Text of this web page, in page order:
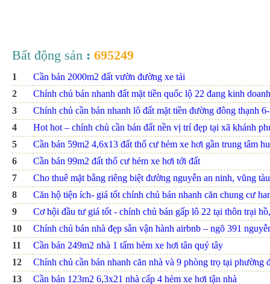
Bất động sản : 695249
1
Cần bán 2000m2 đất vườn đường xe tải
2
Chính chủ bán nhanh đất mặt tiền quốc lộ 22 đang kinh
3
Chính chủ cần bán nhanh lô đất mặt tiền đường đông thạnh
4
Hot hot – chính chủ cần bán đất nền vị trí đẹp tại xã khánh
5
Cần bán 59m2 4,6x13 đất thổ cư hẻm xe hơi gần trung tâm
6
Cần bán 99m2 đất thổ cư hẻm xe hơi tới đất
7
Cho thuê mặt bằng riêng biệt đường nguyễn an ninh, vũng
8
Căn hộ tiện ích- giá tốt chính chủ bán nhanh căn chung cư
9
Cơ hội đầu tư giá tốt - chính chủ bán gấp lô 22 tại thôn trại
10
Chính chủ bán nhà đẹp sẵn vận hành airbnb – ngõ 391
11
Cần bán 249m2 nhà 1 tấm hẻm xe hơi tân quý tây
12
Chính chủ cần bán nhanh căn nhà và 9 phòng trọ tại phường
13
Cần bán 123m2 6,3x21 nhà cấp 4 hẻm xe hơi tận nhà